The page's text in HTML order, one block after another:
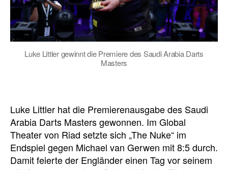
Luke Littler gewinnt die Premiere des Saudi Arabia Darts
Masters
Luke Littler hat die Premierenausgabe des Saudi
Arabia Darts Masters gewonnen. Im Global
Theater von Riad setzte sich „The Nuke“ im
Endspiel gegen Michael van Gerwen mit 8:5 durch.
Damit feierte der Engländer einen Tag vor seinem